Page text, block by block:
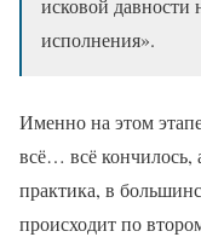
исковой давности
исполнения».
Именно на этом
всё… всё кончилось,
практика, в
происходит по